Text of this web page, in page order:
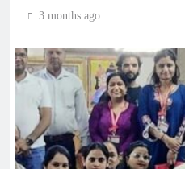
3 months ago